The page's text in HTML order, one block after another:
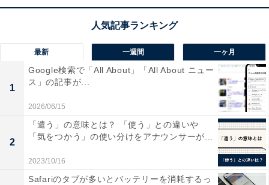
最新 一週間 一ヶ月
1
Google検索で「All About」「All About ニュー
ス」の記事が...
2026/06/15
2
「遣う」の意味とは？ 「使う」との違いや
「気をつかう」の使い分けをアナウンサーが...
2023/10/16
Safariのタブが多いとバッテリーを消耗するっ